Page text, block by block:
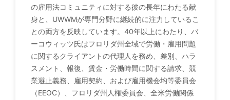
の雇用法コミュニティに対する彼の長年にわたる献
身と、UWWMが専門分野に継続的に注力しているこ
との両方を反映しています。40年以上にわたり、バ
ーコウィッツ氏はフロリダ州全域で労働・雇用問題
に関するクライアントの代理人を務め、差別、ハラ
スメント、報復、賃金・労働時間に関する請求、競
業避止義務、雇用契約、および雇用機会均等委員会
（EEOC）、フロリダ州人権委員会、全米労働関係